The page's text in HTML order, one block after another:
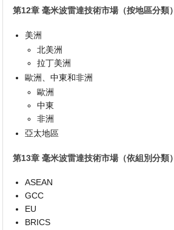
第12章 毫米波雷達技術市場（按地區分類）
美洲
北美洲
拉丁美洲
歐洲、中東和非洲
歐洲
中東
非洲
亞太地區
第13章 毫米波雷達技術市場（依組別分類）
ASEAN
GCC
EU
BRICS